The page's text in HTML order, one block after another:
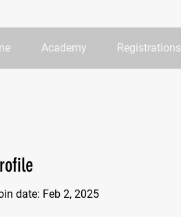
Academy Registrations
date: Feb 2, 2025